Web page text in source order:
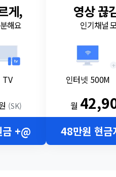
게,
해요
TV
(SK)
+@
영상 끊
인기채널
인터넷 500M
+
월
48만원 현금